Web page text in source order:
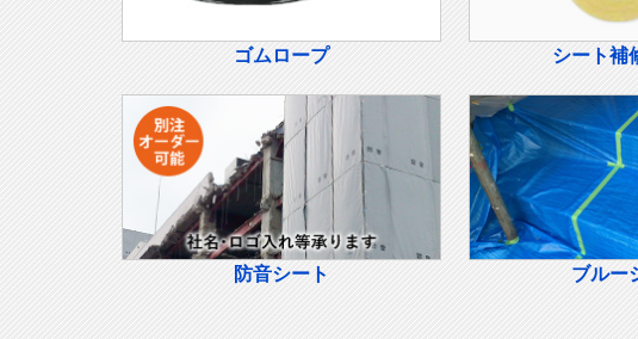
ゴムロープ シート補
防音シート ブルー